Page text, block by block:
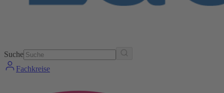
Suche
Fachkreise